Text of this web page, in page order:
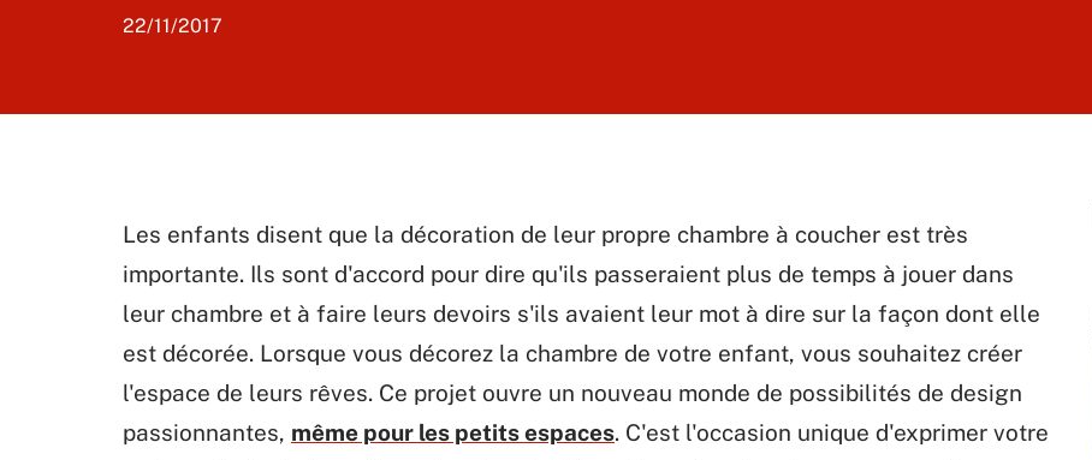
22/11/2017
Les enfants disent que la décoration de leur propre chambre à coucher est très
importante. Ils sont d'accord pour dire qu'ils passeraient plus de temps à jouer dans
leur chambre et à faire leurs devoirs s'ils avaient leur mot à dire sur la façon dont elle
est décorée. Lorsque vous décorez la chambre de votre enfant, vous souhaitez créer
l'espace de leurs rêves. Ce projet ouvre un nouveau monde de possibilités de design
passionnantes, même pour les petits espaces. C'est l'occasion unique d'exprimer votre